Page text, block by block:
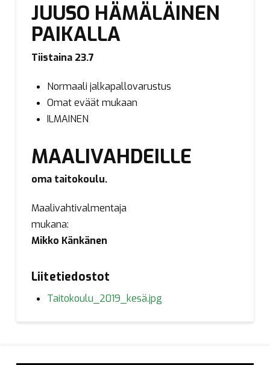
JUUSO HÄMÄLÄINEN
PAIKALLA
Tiistaina 23.7
Normaali jalkapallovarustus
Omat eväät mukaan
ILMAINEN
MAALIVAHDEILLE
oma taitokoulu.
Maalivahtivalmentaja
mukana:
Mikko Känkänen
Liitetiedostot
Taitokoulu_2019_kesä.jpg